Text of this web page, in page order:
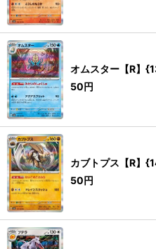
オムスター【R】
50円
カブトプス【R】
50円